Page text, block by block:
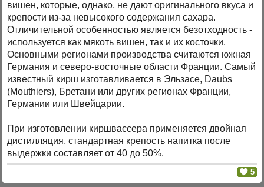
вишен, которые, однако, не дают оригинального вкуса и
крепости из-за невысокого содержания сахара.
Отличительной особенностью является безотходность -
используется как мякоть вишен, так и их косточки.
Основными регионами производства считаются южная
Германия и северо-восточные области Франции. Самый
известный кирш изготавливается в Эльзасе, Daubs
(Mouthiers), Бретани или других регионах Франции,
Германии или Швейцарии.
При изготовлении киршвассера применяется двойная
дистилляция, стандартная крепость напитка после
выдержки составляет от 40 до 50%.
5